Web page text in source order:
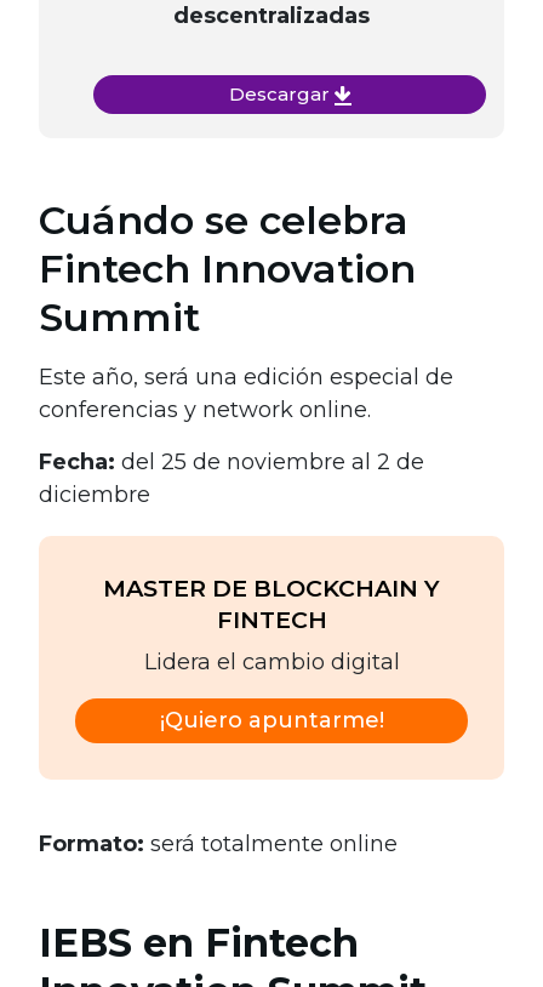
descentralizadas
Descargar
Cuándo se celebra
Fintech Innovation
Summit
Este año, será una edición especial de
conferencias y network online.
Fecha: del 25 de noviembre al 2 de
diciembre
MASTER DE BLOCKCHAIN Y
FINTECH
Lidera el cambio digital
¡Quiero apuntarme!
Formato: será totalmente online
IEBS en Fintech